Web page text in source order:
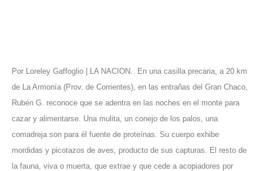
Por Loreley Gaffoglio | LA NACION.
En una casilla precaria, a 20 km
de La Armonía (Prov. de Corrientes), en las entrañas del Gran Chaco,
Rubén G. reconoce que se adentra en las noches en el monte para
cazar y alimentarse. Una mulita, un conejo de los palos, una
comadreja son para él fuente de proteínas. Su cuerpo exhibe
mordidas y picotazos de aves, producto de sus capturas. El resto de
la fauna, viva o muerta, que extrae y que cede a acopiadores por